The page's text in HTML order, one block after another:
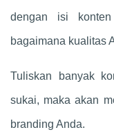
dengan isi
bagaimana kualitas
Tuliskan banyak
sukai, maka akan
branding Anda.